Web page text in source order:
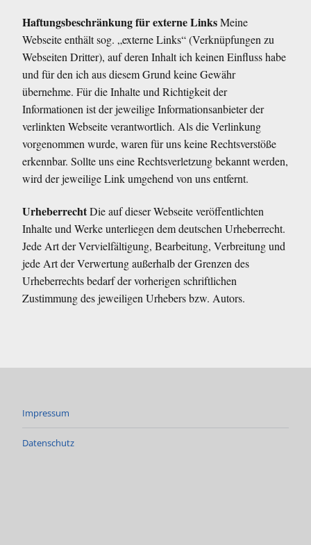
Haftungsbeschränkung für externe LinksMeine
Webseite enthält sog. „externe Links“ (Verknüpfungen zu
Webseiten Dritter), auf deren Inhalt ich keinen Einfluss habe
und für den ich aus diesem Grund keine Gewähr
übernehme. Für die Inhalte und Richtigkeit der
Informationen ist der jeweilige Informationsanbieter der
verlinkten Webseite verantwortlich. Als die Verlinkung
vorgenommen wurde, waren für uns keine Rechtsverstöße
erkennbar. Sollte uns eine Rechtsverletzung bekannt werden,
wird der jeweilige Link umgehend von uns entfernt.
UrheberrechtDie auf dieser Webseite veröffentlichten
Inhalte und Werke unterliegen dem deutschen Urheberrecht.
Jede Art der Vervielfältigung, Bearbeitung, Verbreitung und
jede Art der Verwertung außerhalb der Grenzen des
Urheberrechts bedarf der vorherigen schriftlichen
Zustimmung des jeweiligen Urhebers bzw. Autors.
Impressum
Datenschutz